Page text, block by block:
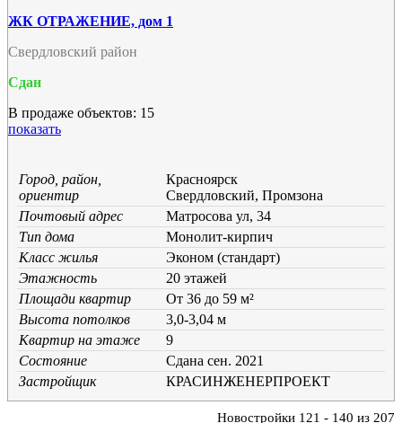
ЖК ОТРАЖЕНИЕ, дом 1
Свердловский район
Сдан
В продаже объектов: 15
показать
Город, район,
ориентир
Красноярск
Свердловский, Промзона
Почтовый адрес
Матросова ул, 34
Тип дома
Монолит-кирпич
Класс жилья
Эконом (стандарт)
Этажность
20 этажей
Площади квартир
От 36 до 59 м²
Высота потолков
3,0-3,04 м
Квартир на этаже
9
Состояние
Cдана сен. 2021
Застройщик
КРАСИНЖЕНЕРПРОЕКТ
Новостройки 121 - 140 из 207